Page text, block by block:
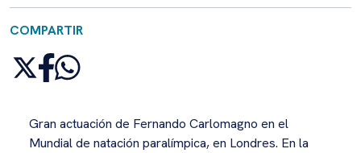
COMPARTIR
Gran actuación de Fernando Carlomagno en el
Mundial de natación paralímpica, en Londres. En la